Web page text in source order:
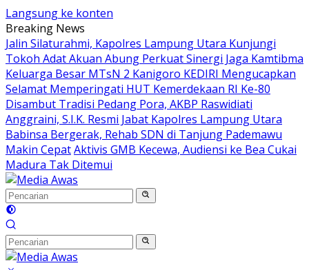
Langsung ke konten
Breaking News
Jalin Silaturahmi, Kapolres Lampung Utara Kunjungi
Tokoh Adat Akuan Abung Perkuat Sinergi Jaga Kamtibma
Keluarga Besar MTsN 2 Kanigoro KEDIRI Mengucapkan
Selamat Memperingati HUT Kemerdekaan RI Ke-80
Disambut Tradisi Pedang Pora, AKBP Raswidiati
Anggraini, S.I.K. Resmi Jabat Kapolres Lampung Utara
Babinsa Bergerak, Rehab SDN di Tanjung Pademawu
Makin CepatAktivis GMB Kecewa, Audiensi ke Bea Cukai
Madura Tak Ditemui